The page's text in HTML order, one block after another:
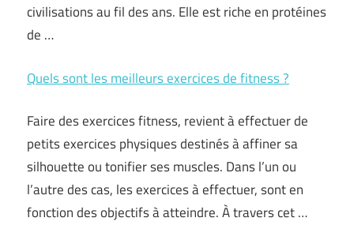
civilisations au fil des ans. Elle est riche en protéines
de …
Quels sont les meilleurs exercices de fitness ?
Faire des exercices fitness, revient à effectuer de
petits exercices physiques destinés à affiner sa
silhouette ou tonifier ses muscles. Dans l’un ou
l’autre des cas, les exercices à effectuer, sont en
fonction des objectifs à atteindre. À travers cet …